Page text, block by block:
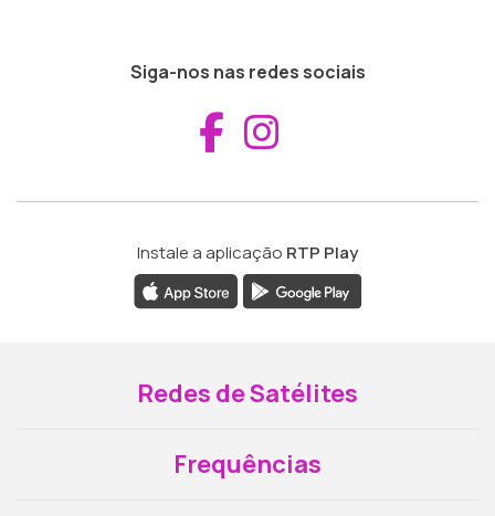
Siga-nos nas redes sociais
Aceder ao
Instale a aplicação RTP Play
Redes de Satélites
Frequências